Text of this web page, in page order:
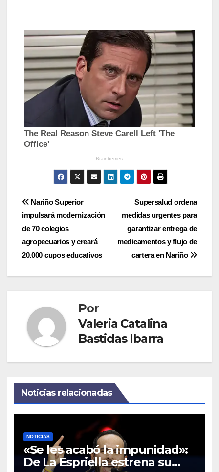
Navegación
de
entradas
Supersalud ordena
medidas urgentes para
garantizar entrega de
medicamentos y flujo de
cartera en Nariño
Nariño Superior
impulsará modernización
de 70 colegios
agropecuarios y creará
20.000 cupos educativos
Por
Valeria Catalina
Bastidas Ibarra
Noticias relacionadas
NOTICIAS
«Se les acabó la impunidad»:
De La Espriella estrena su